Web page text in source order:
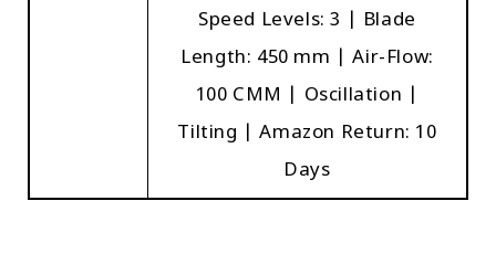
Speed Levels: 3 | Blade
Length: 450 mm | Air-Flow:
100 CMM | Oscillation |
Tilting | Amazon Return: 10
Days